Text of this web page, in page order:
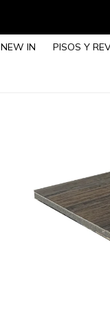
NEW IN PISOS Y